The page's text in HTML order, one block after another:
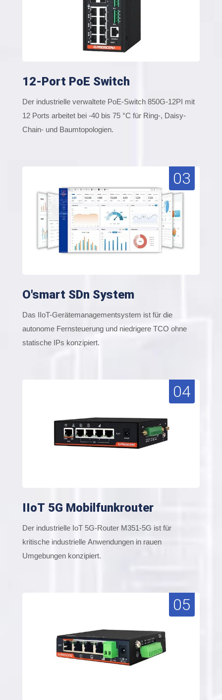
12-Port PoE Switch
Der industrielle verwaltete PoE-Switch 850G-12PI mit
12 Ports arbeitet bei -40 bis 75 °C für Ring-, Daisy-
Chain- und Baumtopologien.
03
O'smart SDn System
Das IIoT-Gerätemanagementsystem ist für die
autonome Fernsteuerung und niedrigere TCO ohne
statische IPs konzipiert.
04
IIoT 5G Mobilfunkrouter
Der industrielle IoT 5G-Router M351-5G ist für
kritische industrielle Anwendungen in rauen
Umgebungen konzipiert.
05